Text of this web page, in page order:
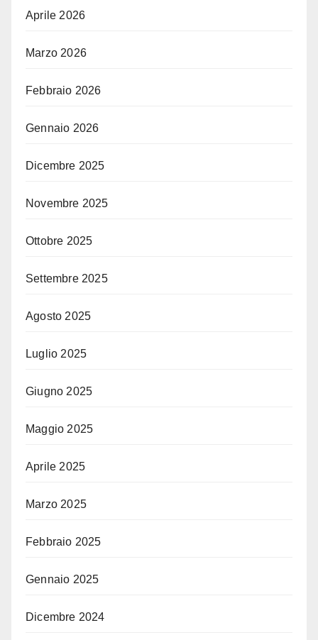
Aprile 2026
Marzo 2026
Febbraio 2026
Gennaio 2026
Dicembre 2025
Novembre 2025
Ottobre 2025
Settembre 2025
Agosto 2025
Luglio 2025
Giugno 2025
Maggio 2025
Aprile 2025
Marzo 2025
Febbraio 2025
Gennaio 2025
Dicembre 2024